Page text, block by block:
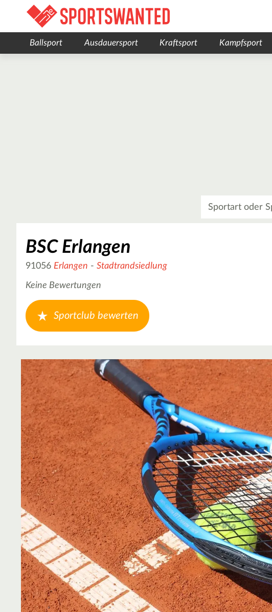
Ballsport Ausdauersport Kraftsport Kampfsport
BSC Erlangen
91056 Erlangen - Stadtrandsiedlung
Keine Bewertungen
Sportclub bewerten